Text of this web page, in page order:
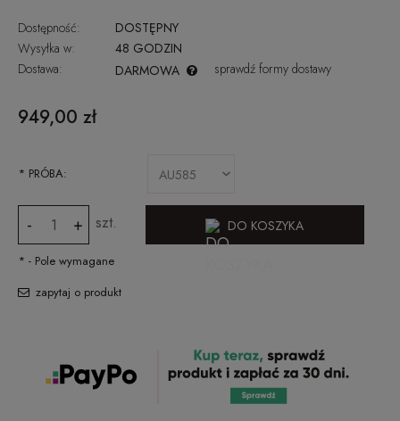
Dostępność:
DOSTĘPNY
Wysyłka w:
48 GODZIN
Dostawa:
DARMOWA sprawdź formy dostawy
949,00 zł
* PRÓBA:
- + szt. DO KOSZYKA
* - Pole wymagane
zapytaj o produkt